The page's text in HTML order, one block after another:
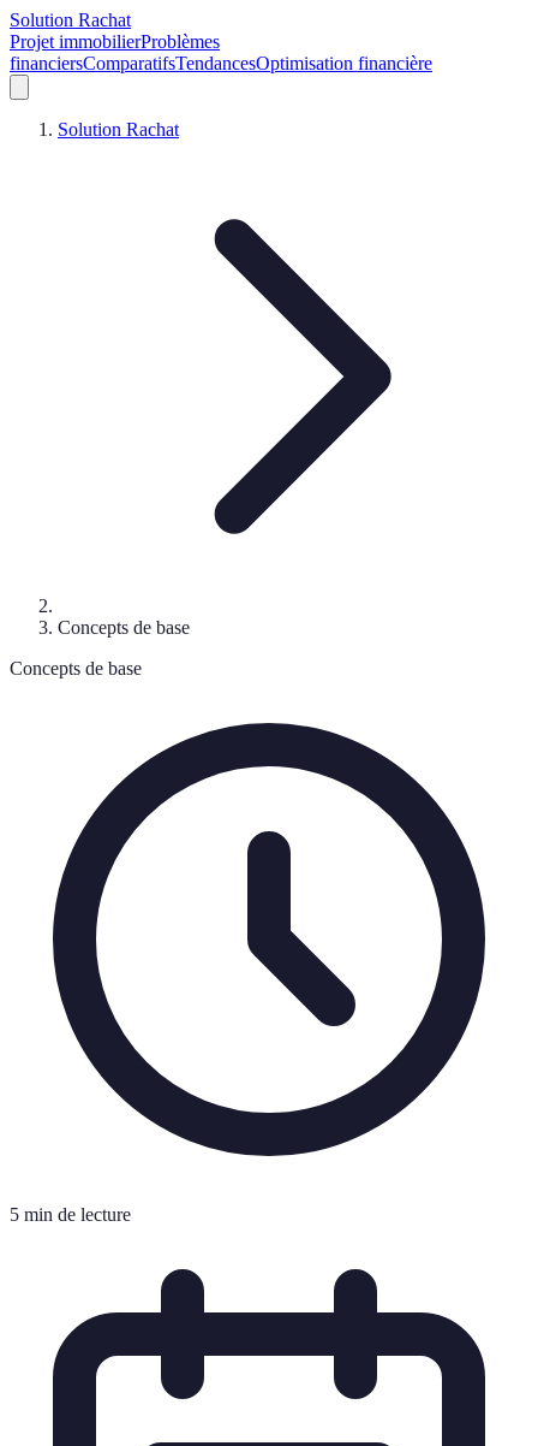
Solution Rachat
Projet immobilierProblèmes
financiersComparatifsTendancesOptimisation financière
Solution Rachat
Concepts de base
Concepts de base
5 min de lecture